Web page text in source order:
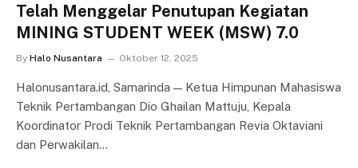
Telah Menggelar Penutupan Kegiatan
MINING STUDENT WEEK (MSW) 7.0
By Halo Nusantara Oktober 12, 2025
Halonusantara.id, Samarinda — Ketua Himpunan Mahasiswa
Teknik Pertambangan Dio Ghailan Mattuju, Kepala
Koordinator Prodi Teknik Pertambangan Revia Oktaviani
dan Perwakilan…